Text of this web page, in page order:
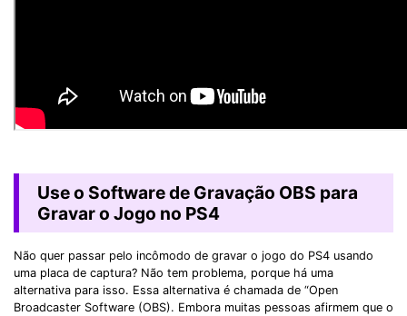
Use o Software de Gravação OBS para
Gravar o Jogo no PS4
Não quer passar pelo incômodo de gravar o jogo do PS4 usando
uma placa de captura? Não tem problema, porque há uma
alternativa para isso. Essa alternativa é chamada de “Open
Broadcaster Software (OBS). Embora muitas pessoas afirmem que o